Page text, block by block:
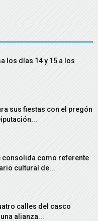
los días 14 y 15 a los
sus fiestas con el pregón
consolida como referente
cultural de...
calles del casco
alianza...